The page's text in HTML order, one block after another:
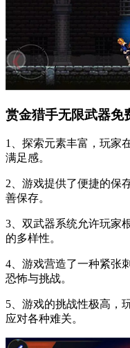
赏金猎手无限武器免
1、探索元素丰富，玩家
满足感。
2、游戏提供了便捷的保
善保存。
3、双武器系统允许玩家
的多样性。
4、游戏营造了一种紧张
恐怖与挑战。
5、游戏的挑战性极高，
应对各种难关。